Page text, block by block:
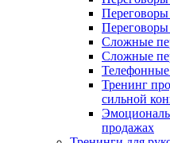
Переговоры
Сложные
Сложные
Тренинг
сильной
продажах